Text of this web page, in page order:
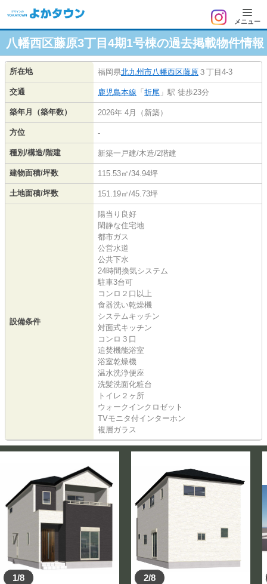
メニュー
八幡西区藤原3丁目4期1号棟の過去掲載物件情報
所在地 福岡県北九州市八幡西区藤原 ３丁目4-3
交通 鹿児島本線 「 折尾 」駅 徒歩23分
築年月（築年数） 2026年 4月（新築）
方位 -
種別/構造/階建 新築一戸建/木造/2階建
建物面積/坪数 115.53㎡/34.94坪
土地面積/坪数 151.19㎡/45.73坪
設備条件
陽当り良好
閑静な住宅地
都市ガス
公営水道
公共下水
24時間換気システム
駐車3台可
コンロ２口以上
食器洗い乾燥機
システムキッチン
対面式キッチン
コンロ３口
追焚機能浴室
浴室乾燥機
温水洗浄便座
洗髪洗面化粧台
トイレ２ヶ所
ウォークインクロゼット
TVモニタ付インターホン
複層ガラス
1/8 2/8